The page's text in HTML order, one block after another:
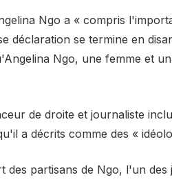
Ngo a « compris
déclaration se termine en
Ngo, une femme et
de droite et journaliste
a décrits comme des «
des partisans de Ngo, l'un des